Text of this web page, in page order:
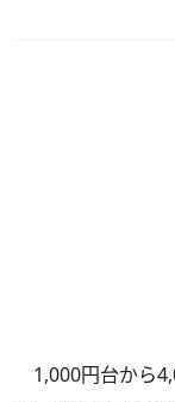
1,000円台から